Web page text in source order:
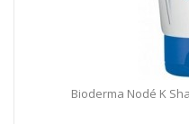
Bioderma Nodé K